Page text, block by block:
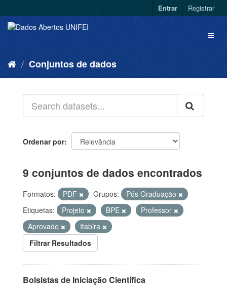
Entrar Registrar
Conjuntos de dados
Ordenar por
9 conjuntos de dados encontrados
Formatos: PDF Grupos:
Pós Graduação
Etiquetas:
Projeto BPE
Professor
Aprovado
Itabira
Filtrar Resultados
Bolsistas de Iniciação Científica